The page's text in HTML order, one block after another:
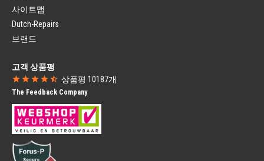
체인 가드
클로즈드 체인 가드
개방형 체인 가드
자전거 시트
전면 마운팅 자전거 시트
후면 마운팅 자전거 시트
자전거 시트 윈드스크린
자전거 바스켓
자전거 바스켓
모든 자전거 바스켓
자전거 도그 바스켓
사이트맵
Dutch-Repairs
브랜드
고객 상품평
상품평 10187개
The Feedback Company